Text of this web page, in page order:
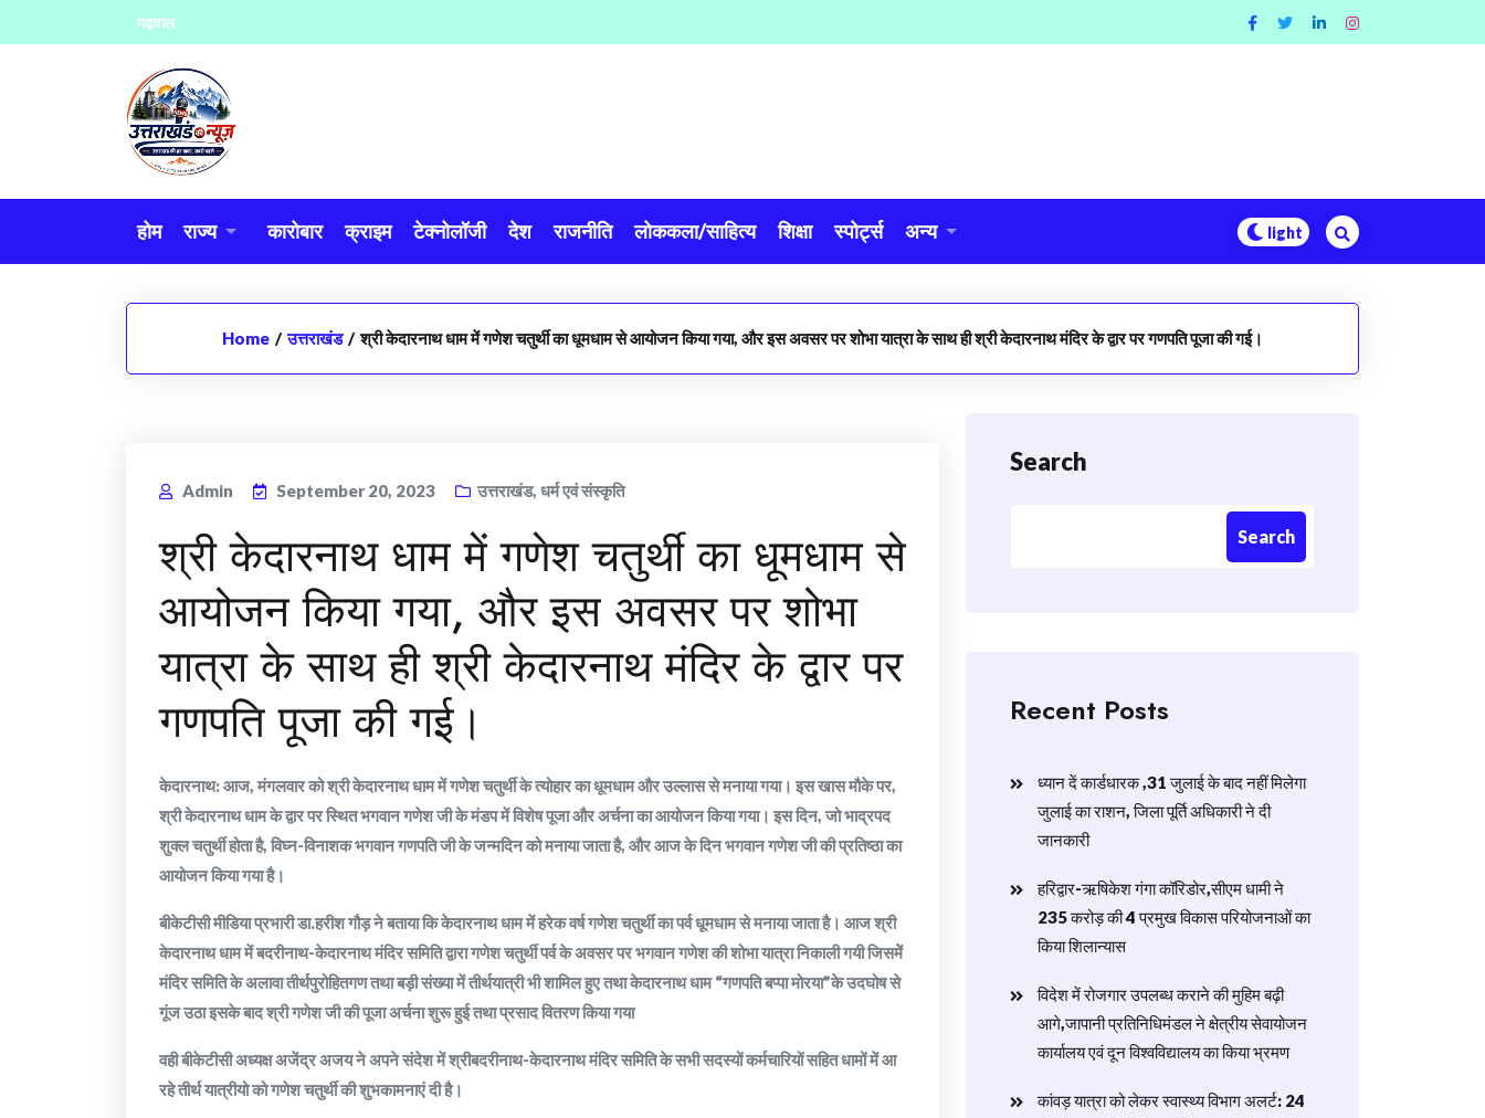
to
गढ़वाल
होम राज्य कारोबार क्राइम टेक्नोलॉजी देश राजनीति लोककला/साहित्य शिक्षा स्पोर्ट्स अन्य
Home / उत्तराखंड / श्री केदारनाथ धाम में गणेश चतुर्थी का धूमधाम से आयोजन किया गया, और इस अवसर पर शोभा यात्रा के साथ ही श्री केदारनाथ मंदिर के द्वार पर गणपति पूजा की गई।
Admin September 20, 2023 उत्तराखंड, धर्म एवं संस्कृति
श्री केदारनाथ धाम में गणेश चतुर्थी का धूमधाम से
आयोजन किया गया, और इस अवसर पर शोभा
यात्रा के साथ ही श्री केदारनाथ मंदिर के द्वार पर
गणपति पूजा की गई।
केदारनाथ: आज, मंगलवार को श्री केदारनाथ धाम में गणेश चतुर्थी के त्योहार का धूमधाम और उल्लास से मनाया गया। इस खास मौके पर,
श्री केदारनाथ धाम के द्वार पर स्थित भगवान गणेश जी के मंडप में विशेष पूजा और अर्चना का आयोजन किया गया। इस दिन, जो भाद्रपद
शुक्ल चतुर्थी होता है, विघ्न-विनाशक भगवान गणपति जी के जन्मदिन को मनाया जाता है, और आज के दिन भगवान गणेश जी की प्रतिष्ठा का
आयोजन किया गया है।
बीकेटीसी मीडिया प्रभारी डा.हरीश गौड़ ने बताया कि केदारनाथ धाम में हरेक वर्ष गणेश चतुर्थी का पर्व धूमधाम से मनाया जाता है। आज श्री
केदारनाथ धाम में बदरीनाथ-केदारनाथ मंदिर समिति द्वारा गणेश चतुर्थी पर्व के अवसर पर भगवान गणेश की शोभा यात्रा निकाली गयी जिसमेें
मंदिर समिति के अलावा तीर्थपुरोहितगण तथा बड़ी संख्या में तीर्थयात्री भी शामिल हुए तथा केदारनाथ धाम “गणपति बप्पा मोरया”के उदघोष से
गूंज उठा इसके बाद श्री गणेश जी की पूजा अर्चना शुरू हुई तथा प्रसाद वितरण किया गया
वही बीकेटीसी अध्यक्ष अजेंद्र अजय ने अपने संदेश में श्रीबदरीनाथ-केदारनाथ मंदिर समिति के सभी सदस्यों कर्मचारियों सहित धामों में आ
रहे तीर्थ यात्रीयो को गणेश चतुर्थी की शुभकामनाएं दी है।
Search
Search
Recent Posts
ध्यान दें कार्डधारक ,31 जुलाई के बाद नहीं मिलेगा
जुलाई का राशन, जिला पूर्ति अधिकारी ने दी
जानकारी
हरिद्वार-ऋषिकेश गंगा कॉरिडोर,सीएम धामी ने
235 करोड़ की 4 प्रमुख विकास परियोजनाओं का
किया शिलान्यास
विदेश में रोजगार उपलब्ध कराने की मुहिम बढ़ी
आगे,जापानी प्रतिनिधिमंडल ने क्षेत्रीय सेवायोजन
कार्यालय एवं दून विश्वविद्यालय का किया भ्रमण
​कांवड़ यात्रा को लेकर स्वास्थ्य विभाग अलर्ट: 24